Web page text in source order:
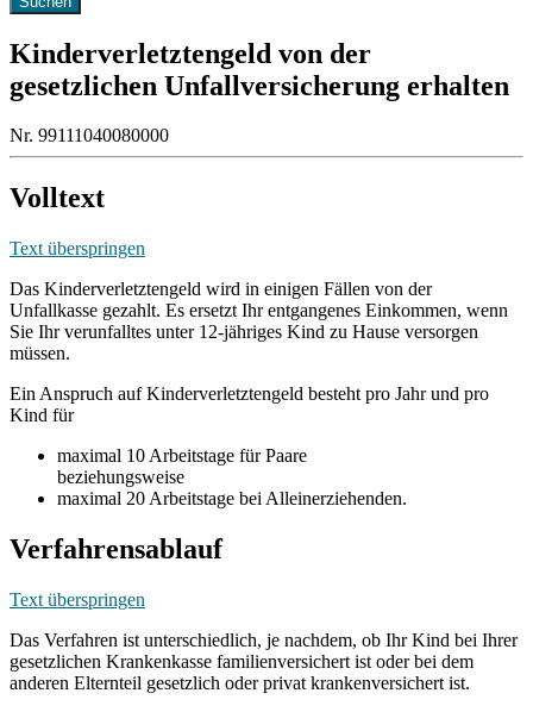
Kinderverletztengeld von der
gesetzlichen Unfallversicherung erhalten
Nr. 99111040080000
Volltext
Text überspringen
Das Kinderverletztengeld wird in einigen Fällen von der
Unfallkasse gezahlt. Es ersetzt Ihr entgangenes Einkommen, wenn
Sie Ihr verunfalltes unter 12-jähriges Kind zu Hause versorgen
müssen.
Ein Anspruch auf Kinderverletztengeld besteht pro Jahr und pro
Kind für
maximal 10 Arbeitstage für Paare
beziehungsweise
maximal 20 Arbeitstage bei Alleinerziehenden.
Verfahrensablauf
Text überspringen
Das Verfahren ist unterschiedlich, je nachdem, ob Ihr Kind bei Ihrer
gesetzlichen Krankenkasse familienversichert ist oder bei dem
anderen Elternteil gesetzlich oder privat krankenversichert ist.